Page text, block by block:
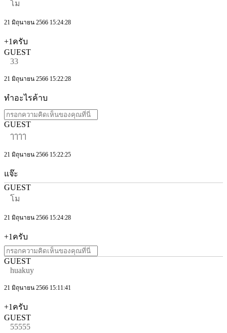
โม
21 มิถุนายน 2566 15:24:28
+1ครับ
GUEST
33
21 มิถุนายน 2566 15:22:28
ทำอะไรค้าบ
GUEST
ๅๅๅๅ
21 มิถุนายน 2566 15:22:25
แจ๊ะ
GUEST
โม
21 มิถุนายน 2566 15:24:28
+1ครับ
GUEST
huakuy
21 มิถุนายน 2566 15:11:41
+1ครับ
GUEST
55555